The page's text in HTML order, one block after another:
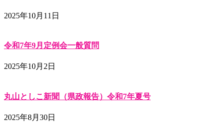
2025年10月11日
令和7年9月定例会一般質問
2025年10月2日
丸山としこ新聞（県政報告）令和7年夏号
2025年8月30日